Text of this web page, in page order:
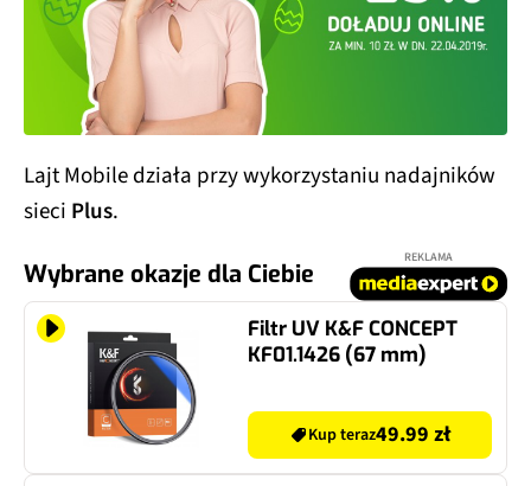
Lajt Mobile działa przy wykorzystaniu nadajników
sieci Plus.
Wybrane okazje dla Ciebie
REKLAMA
Filtr UV K&F CONCEPT
KF01.1426 (67 mm)
Kup teraz49.99 zł